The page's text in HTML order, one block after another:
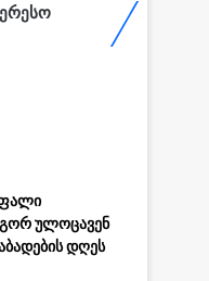
ულოცავენ
დღეს